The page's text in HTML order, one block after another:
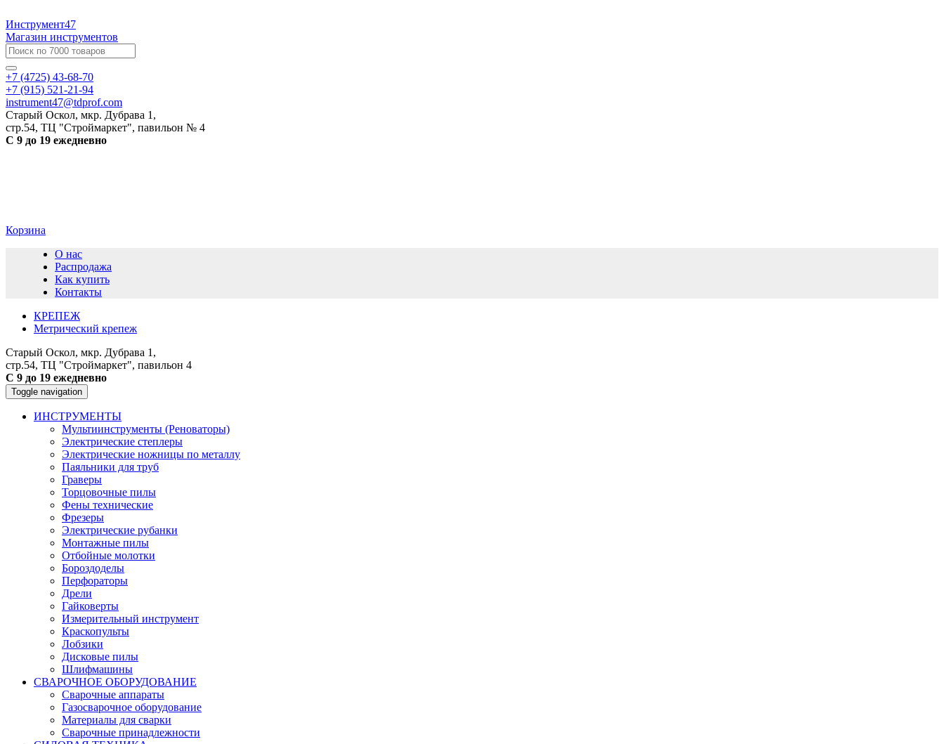
Инструмент47
Магазин инструментов
+7 (4725) 43-68-70
+7 (915) 521-21-94
instrument47@tdprof.com
Старый Оскол, мкр. Дубрава 1,
стр.54, ТЦ "Строймаркет", павильон № 4
С 9 до 19 ежедневно
Корзина
О нас
Распродажа
Как купить
Контакты
КРЕПЕЖ
Метрический крепеж
Старый Оскол, мкр. Дубрава 1,
стр.54, ТЦ "Строймаркет", павильон 4
С 9 до 19 ежедневно
Toggle navigation
ИНСТРУМЕНТЫ
Мультиинструменты (Реноваторы)
Электрические степлеры
Электрические ножницы по металлу
Паяльники для труб
Граверы
Торцовочные пилы
Фены технические
Фрезеры
Электрические рубанки
Монтажные пилы
Отбойные молотки
Бороздоделы
Перфораторы
Дрели
Гайковерты
Измерительный инструмент
Краскопульты
Лобзики
Дисковые пилы
Шлифмашины
СВАРОЧНОЕ ОБОРУДОВАНИЕ
Сварочные аппараты
Газосварочное оборудование
Материалы для сварки
Сварочные принадлежности